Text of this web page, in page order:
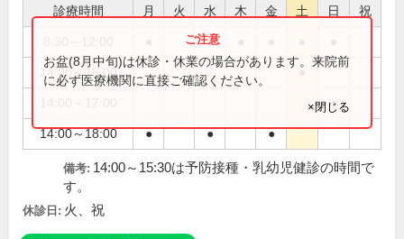
診療時間 月 火 水 木 金 土 日 祝
●
14:00～16:00 ●
●
14:00～18:00 ● ● ●
お盆(8月中旬)は休診・休業の場合があります。来院前
に必ず医療機関に直接ご確認ください。
×閉じる
備考: 14:00～15:30は予防接種・乳幼児健診の時間で
す。
休診日: 火、祝